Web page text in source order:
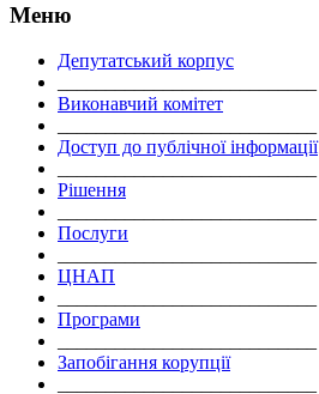
Меню
Депутатський корпус
Виконавчий комітет
Доступ до публічної інформації
Рішення
Послуги
ЦНАП
Програми
Запобігання корупції